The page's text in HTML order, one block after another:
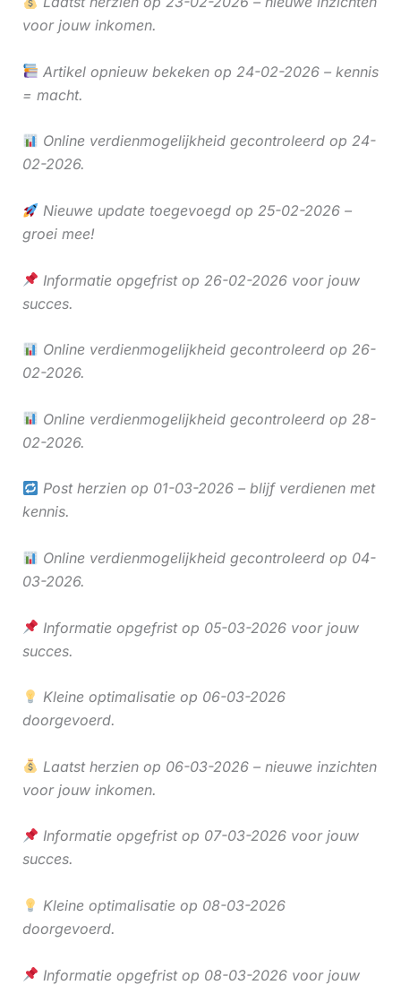
voor jouw inkomen.
Artikel opnieuw bekeken op 24-02-2026 – kennis
= macht.
Online verdienmogelijkheid gecontroleerd op 24-
02-2026.
Nieuwe update toegevoegd op 25-02-2026 –
groei mee!
Informatie opgefrist op 26-02-2026 voor jouw
succes.
Online verdienmogelijkheid gecontroleerd op 26-
02-2026.
Online verdienmogelijkheid gecontroleerd op 28-
02-2026.
Post herzien op 01-03-2026 – blijf verdienen met
kennis.
Online verdienmogelijkheid gecontroleerd op 04-
03-2026.
Informatie opgefrist op 05-03-2026 voor jouw
succes.
Kleine optimalisatie op 06-03-2026
doorgevoerd.
Laatst herzien op 06-03-2026 – nieuwe inzichten
voor jouw inkomen.
Informatie opgefrist op 07-03-2026 voor jouw
succes.
Kleine optimalisatie op 08-03-2026
doorgevoerd.
Informatie opgefrist op 08-03-2026 voor jouw